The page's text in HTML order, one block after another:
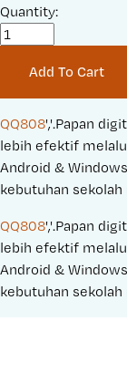
a
r
i
c
e
:
i
n
a
l
P
r
c
e
Quantity:
Add To Cart
QQ808','.Papan
lebih efektif
Android &
kebutuhan sekolah
QQ808','.Papan
lebih efektif
Android &
kebutuhan sekolah